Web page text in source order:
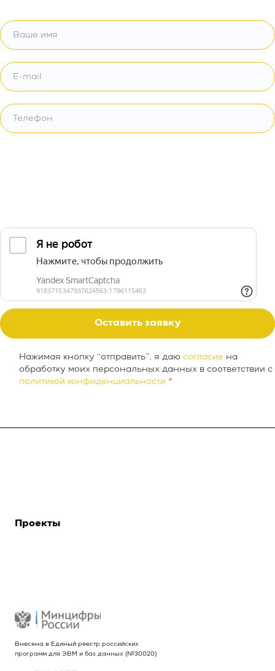
Оставить заявку
Нажимая кнопку “отправить”, я даю согласие на
обработку моих персональных данных в соответствии с
политикой конфиденциальности *
Проекты
Внесена в Единый реестр российских
программ для ЭВМ и баз данных (№30020)